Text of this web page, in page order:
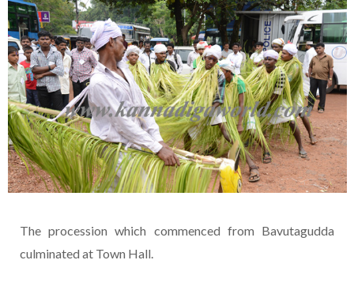
The procession which commenced from Bavutagudda
culminated at Town Hall.